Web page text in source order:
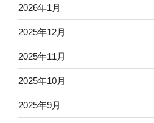
2026年1月
2025年12月
2025年11月
2025年10月
2025年9月